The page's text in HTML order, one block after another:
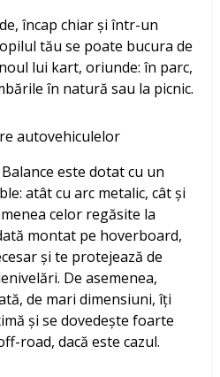
încap chiar și într-un
tău se poate bucura de
lui kart, oriunde: în parc,
în natură sau la picnic.
autovehiculelor
este dotat cu un
atât cu arc metalic, cât și
celor regăsite la
montat pe hoverboard,
și te protejează de
De asemenea,
de mari dimensiuni, îți
și se dovedește foarte
road, dacă este cazul.